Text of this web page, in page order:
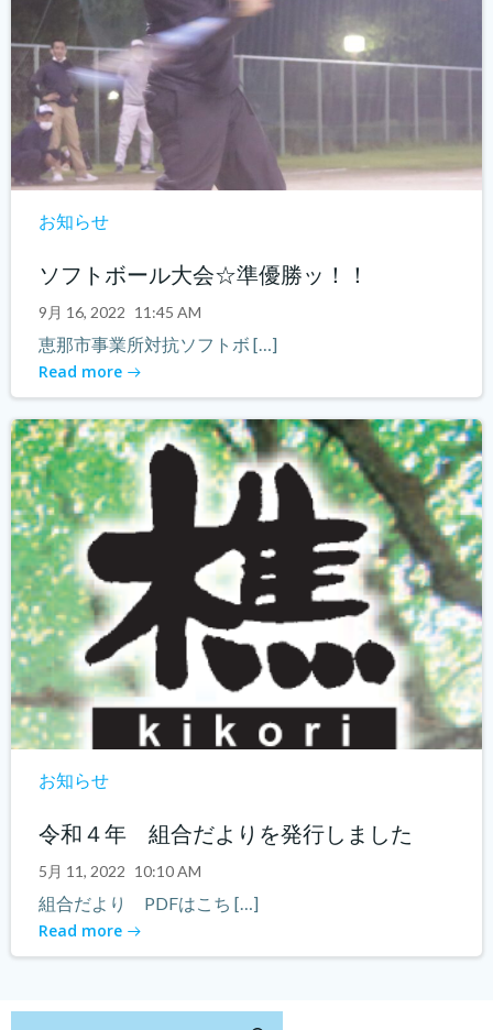
お知らせ
ソフトボール大会☆準優勝ッ！！
9月 16, 2022 11:45 AM
恵那市事業所対抗ソフトボ […]
Read more
お知らせ
令和４年 組合だよりを発行しました
5月 11, 2022 10:10 AM
組合だより PDFはこち […]
Read more